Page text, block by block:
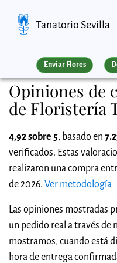
Tanatorio Sevilla
Enviar Flores
Opiniones de
de Floristería
4,92 sobre 5, basado en
verificados. Estas
realizaron una compra
de 2026. Ver metodología
Las opiniones mostradas
un pedido real a través de
mostramos, cuando está
hora de entrega